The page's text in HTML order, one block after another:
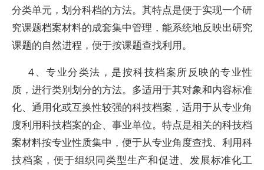
分类单元，划分科档的方法。其特点是便于实现一个研
究课题档案材料的成套集中管理，能系统地反映出研究
课题的自然进程，便于按课题查找利用。
4、专业分类法，是按科技档案所反映的专业性
质，进行类别划分的方法。多适用于其对象和内容标准
化、通用化或互换性较强的科技档案，适用于从专业角
度利用科技档案的企、事业单位。特点是相关的科技档
案材料按专业性质集中，便于从专业角度查找、利用科
技档案，便于组织同类型生产和促进、发展标准化工